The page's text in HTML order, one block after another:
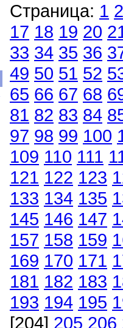
Страница: 1 2
17 18 19 20
33 34 35 36
49 50 51 52
65 66 67 68
81 82 83 84
97 98 99 100
109 110 111
121 122 123
133 134 135
145 146 147
157 158 159
169 170 171
181 182 183
193 194 195
[204] 205 206